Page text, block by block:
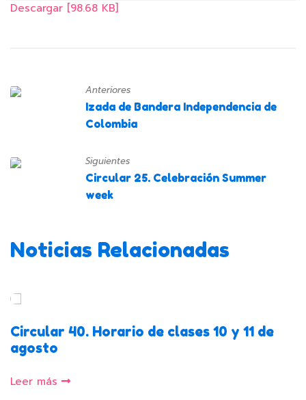
Descargar [98.68 KB]
Anteriores
Izada de Bandera Independencia de
Colombia
Siguientes
Circular 25. Celebración Summer
week
Noticias Relacionadas
Circular 40. Horario de clases 10 y 11 de
agosto
Leer más